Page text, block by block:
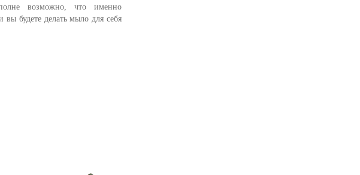
возможно, что именно
будете делать мыло для себя